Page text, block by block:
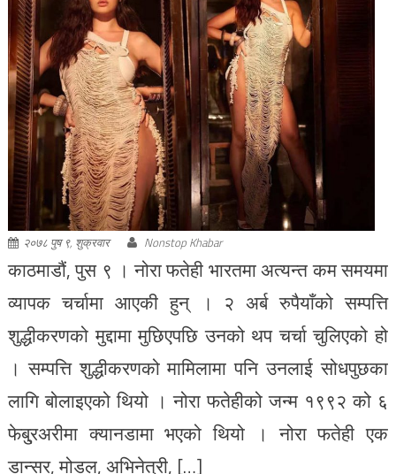
२०७८ पुष ९, शुक्रवार Nonstop Khabar
काठमाडौं, पुस ९ । नोरा फतेही भारतमा अत्यन्त कम समयमा
व्यापक चर्चामा आएकी हुन् । २ अर्ब रुपैयाँको सम्पत्ति
शुद्धीकरणको मुद्दामा मुछिएपछि उनको थप चर्चा चुलिएको हो
। सम्पत्ति शुद्धीकरणको मामिलामा पनि उनलाई सोधपुछका
लागि बोलाइएको थियो । नोरा फतेहीको जन्म १९९२ को ६
फेबु्रअरीमा क्यानडामा भएको थियो । नोरा फतेही एक
डान्सर, मोडल, अभिनेत्री, […]